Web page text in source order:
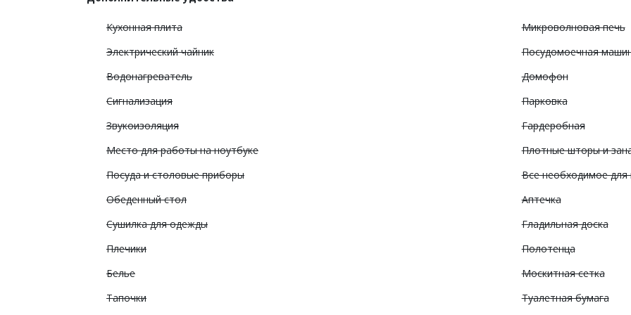
Кухонная плита
Микроволновая печь
Электрический чайник
Посудомоечная
Водонагреватель
Домофон
Сигнализация
Парковка
Звукоизоляция
Гардеробная
Место для работы на ноутбуке
Плотные шторы и
Посуда и столовые приборы
Все необходимое для
Обеденный стол
Аптечка
Сушилка для одежды
Гладильная доска
Плечики
Полотенца
Белье
Москитная сетка
Тапочки
Туалетная бумага